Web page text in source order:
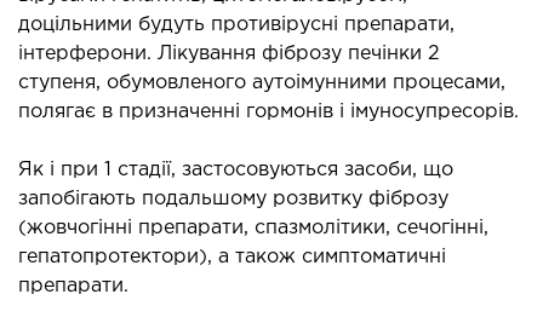
доцільними будуть противірусні препарати,
інтерферони. Лікування фіброзу печінки 2
ступеня, обумовленого аутоімунними процесами,
полягає в призначенні гормонів і імуносупресорів.
Як і при 1 стадії, застосовуються засоби, що
запобігають подальшому розвитку фіброзу
(жовчогінні препарати, спазмолітики, сечогінні,
гепатопротектори), а також симптоматичні
препарати.